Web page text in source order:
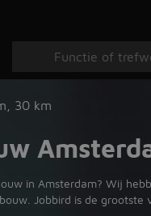
30 km
in Amsterdam? Wij
Jobbird is de